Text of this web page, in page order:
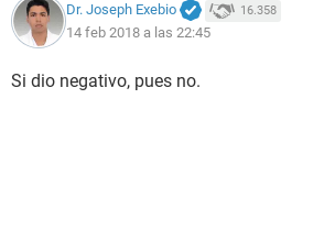
Dr. Joseph Exebio 16.358
14 feb 2018 a las 22:45
Si dio negativo, pues no.